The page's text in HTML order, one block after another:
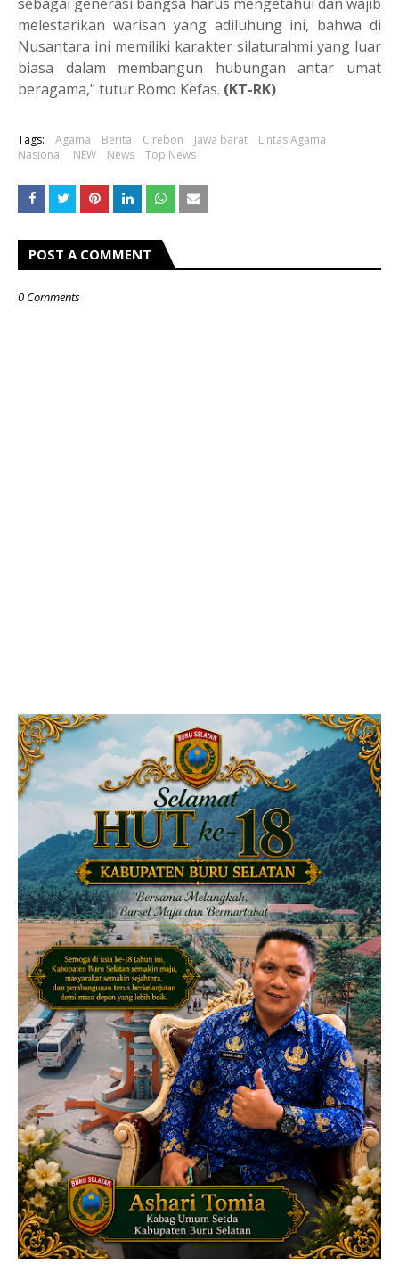
melestarikan warisan yang adiluhung ini, bahwa di
Nusantara ini memiliki karakter silaturahmi yang luar
biasa dalam membangun hubungan antar umat
beragama," tutur Romo Kefas. (KT-RK)
Tags: Agama Berita Cirebon Jawa barat
Lintas Agama
Nasional
NEW News Top News
POST A COMMENT
0 Comments